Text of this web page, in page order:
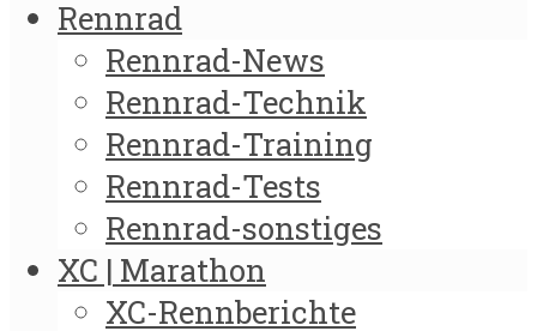
Rennrad
Rennrad-News
Rennrad-Technik
Rennrad-Training
Rennrad-Tests
Rennrad-sonstiges
XC | Marathon
XC-Rennberichte